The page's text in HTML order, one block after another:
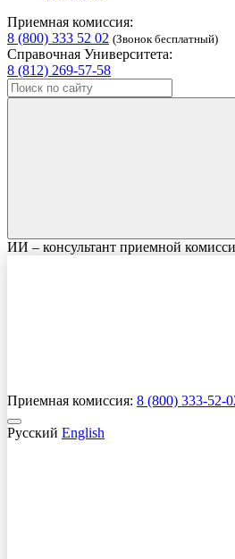
Приемная комиссия:
8 (800) 333 52 02 (Звонок бесплатный)
Справочная Университета:
8 (812) 269-57-58
ИИ – консультант приемной
Приемная комиссия: 8 (800) 333-52-
Русский English